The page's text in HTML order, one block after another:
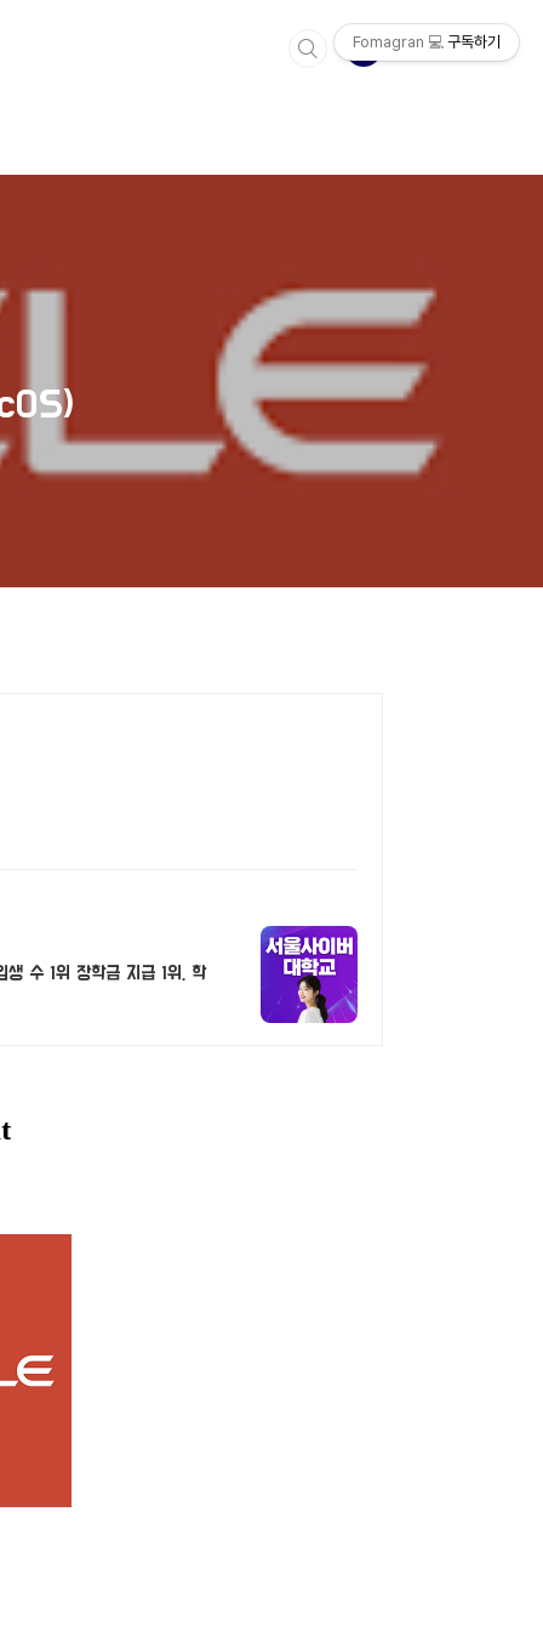
생 수 1위 장학금 지급 1위, 학
Fomagran 💻 구독하기